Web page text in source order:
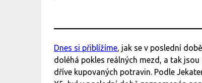
Dnes si přiblížíme, jak se v poslední
doléhá pokles reálných mezd, a tak
dříve kupovaných potravin. Podle